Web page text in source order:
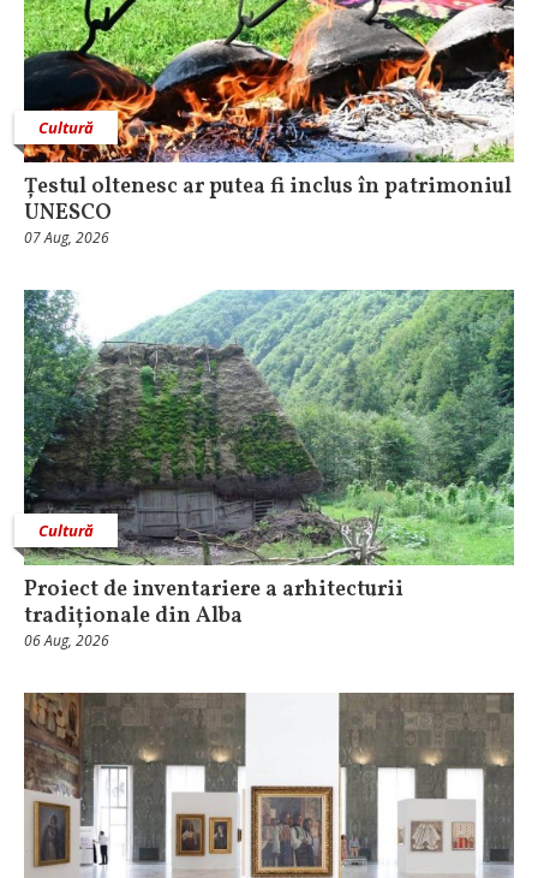
Cultură
Țestul oltenesc ar putea fi inclus în patrimoniul
UNESCO
07 Aug, 2026
Cultură
Proiect de inventariere a arhitecturii
tradiționale din Alba
06 Aug, 2026